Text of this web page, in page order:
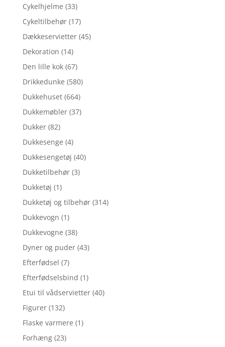
Cykelhjelme (33)
Cykeltilbehør (17)
Dækkeservietter (45)
Dekoration (14)
Den lille kok (67)
Drikkedunke (580)
Dukkehuset (664)
Dukkemøbler (37)
Dukker (82)
Dukkesenge (4)
Dukkesengetøj (40)
Dukketilbehør (3)
Dukketøj (1)
Dukketøj og tilbehør (314)
Dukkevogn (1)
Dukkevogne (38)
Dyner og puder (43)
Efterfødsel (7)
Efterfødselsbind (1)
Etui til vådservietter (40)
Figurer (132)
Flaske varmere (1)
Forhæng (23)